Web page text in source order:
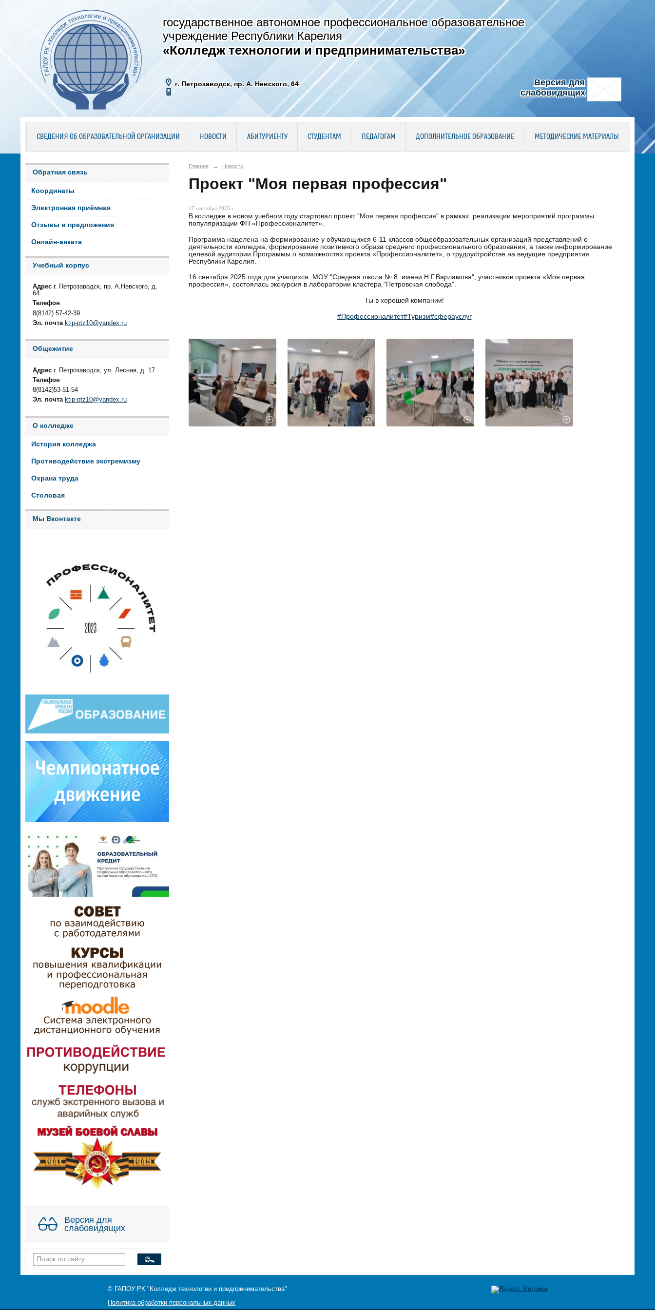
государственное автономное профессиональное образовательное
учреждение Республики Карелия
«Колледж технологии и предпринимательства»
г. Петрозаводск, пр. А. Невского, 64
Версия для
слабовидящих
СВЕДЕНИЯ ОБ ОБРАЗОВАТЕЛЬНОЙ ОРГАНИЗАЦИИ НОВОСТИ АБИТУРИЕНТУ СТУДЕНТАМ ПЕДАГОГАМ ДОПОЛНИТЕЛЬНОЕ ОБРАЗОВАНИЕ МЕТОДИЧЕСКИЕ МАТЕРИАЛЫ
Обратная связь
Координаты
Электронная приёмная
Отзывы и предложения
Онлайн-анкета
Учебный корпус
Адрес г. Петрозаводск, пр. А.Невского, д.
64
Телефон
8(8142) 57-42-39
Эл. почта ktip-ptz10@yandex.ru
Общежитие
Адрес г. Петрозаводск, ул. Лесная, д. 17
Телефон
8(8142)53-51-54
Эл. почта ktip-ptz10@yandex.ru
О колледже
История колледжа
Противодействие экстремизму
Охрана труда
Столовая
Мы Вконтакте
Версия для
слабовидящих
Главная → Новости
Проект "Моя первая профессия"
17 сентября 2025 г.
В колледже в новом учебном году стартовал проект "Моя первая профессия" в рамках реализации мероприятий программы
популяризации ФП «Профессионалитет».
Программа нацелена на формирование у обучающихся 6-11 классов общеобразовательных организаций представлений о
деятельности колледжа, формирование позитивного образа среднего профессионального образования, а также информирование
целевой аудитории Программы о возможностях проекта «Профессионалитет», о трудоустройстве на ведущие предприятия
Республики Карелия.
16 сентября 2025 года для учащихся МОУ "Средняя школа № 8 имени Н.Г.Варламова", участников проекта «Моя первая
профессия», состоялась экскурсия в лаборатории кластера "Петровская слобода".
Ты в хорошей компании!
#Профессионалитет#Туризм#сферауслуг
© ГАПОУ РК "Колледж технологии и предпринимательства"
Политика обработки персональных данных